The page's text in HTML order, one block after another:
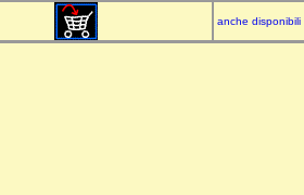
anche disponibili